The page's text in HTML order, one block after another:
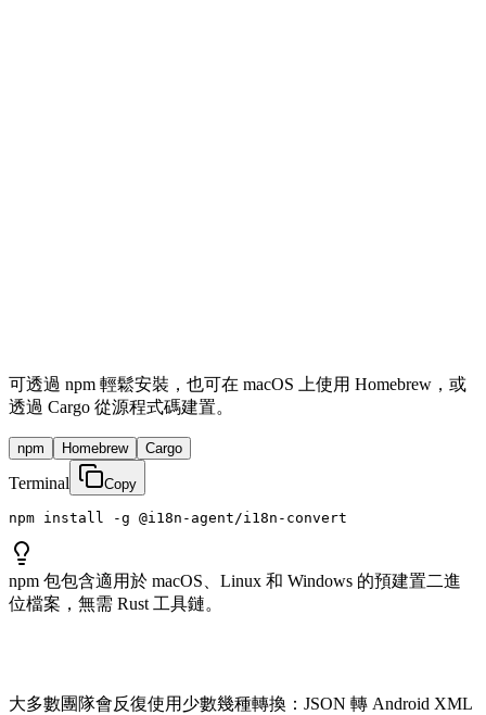
可透過 npm 輕鬆安裝，也可在 macOS 上使用 Homebrew，或
透過 Cargo 從源程式碼建置。
npm Homebrew Cargo
Terminal Copy
npm install -g @i18n-agent/i18n-convert
npm 包包含適用於 macOS、Linux 和 Windows 的預建置二進
位檔案，無需 Rust 工具鏈。
大多數團隊會反復使用少數幾種轉換：JSON 轉 Android XML